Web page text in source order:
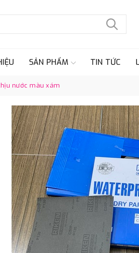
SẢN PHẨM TIN TỨC
nước màu xám